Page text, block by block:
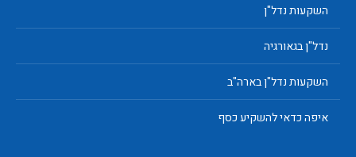
השקעות נדל"ן
נדל"ן בגאורגיה
השקעות נדל"ן בארה"ב
איפה כדאי להשקיע כסף